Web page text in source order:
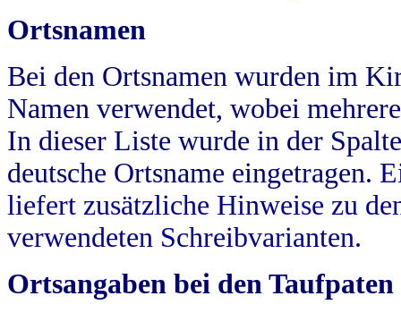
Ortsnamen
Bei den Ortsnamen wurden im
Namen verwendet, wobei
In dieser Liste wurde in der
deutsche Ortsname eingetragen.
liefert zusätzliche Hinweise zu
verwendeten Schreibvarianten.
Ortsangaben bei den Taufpaten